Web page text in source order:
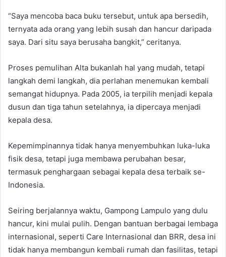
“Saya mencoba baca buku tersebut, untuk apa bersedih,
ternyata ada orang yang lebih susah dan hancur daripada
saya. Dari situ saya berusaha bangkit,” ceritanya.
Proses pemulihan Alta bukanlah hal yang mudah, tetapi
langkah demi langkah, dia perlahan menemukan kembali
semangat hidupnya. Pada 2005, ia terpilih menjadi kepala
dusun dan tiga tahun setelahnya, ia dipercaya menjadi
kepala desa.
Kepemimpinannya tidak hanya menyembuhkan luka-luka
fisik desa, tetapi juga membawa perubahan besar,
termasuk penghargaan sebagai kepala desa terbaik se-
Indonesia.
Seiring berjalannya waktu, Gampong Lampulo yang dulu
hancur, kini mulai pulih. Dengan bantuan berbagai lembaga
internasional, seperti Care Internasional dan BRR, desa ini
tidak hanya membangun kembali rumah dan fasilitas, tetapi